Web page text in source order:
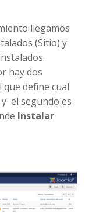
llegamos
(Sitio) y
hay dos
que define cual
el segundo es
Instalar